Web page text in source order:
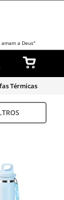
a Deus"
Térmicas